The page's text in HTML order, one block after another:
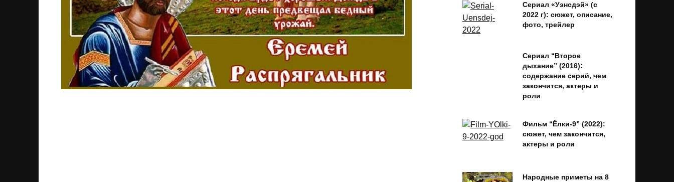
Сериал «Уэнсдэй» (с
2022 г): сюжет, описание,
фото, трейлер
Сериал “Второе
дыхание” (2016):
содержание серий, чем
закончится, актеры и
роли
Фильм “Ёлки-9” (2022):
сюжет, чем закончится,
актеры и роли
Народные приметы на 8